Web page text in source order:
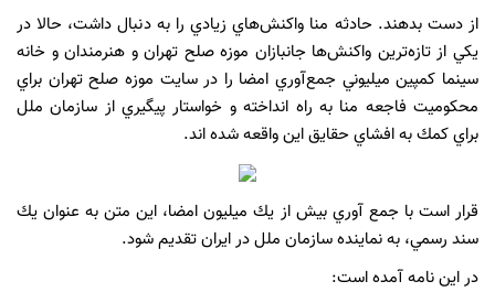
از دست بدهند. حادثه منا واكنش‌هاي زيادي را به دنبال داشت، حالا در
يكي از تازه‌ترين واكنش‌ها جانبازان موزه صلح تهران و هنرمندان و خانه
سينما كمپين ميليوني جمع‌آوري امضا را در سايت موزه صلح تهران براي
محكوميت فاجعه منا به راه انداخته و خواستار پيگيري از سازمان ملل
براي كمك به افشاي حقايق اين واقعه شده اند.
قرار است با جمع آوري بيش از يك ميليون امضا، اين متن به عنوان يك
سند رسمي، به نماينده سازمان ملل در ايران تقديم شود.
در اين نامه آمده است: